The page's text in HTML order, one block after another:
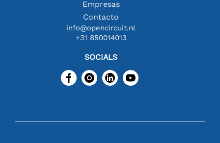
Empresas
Contacto
info@opencircuit.nl
+31 850014013
SOCIALS